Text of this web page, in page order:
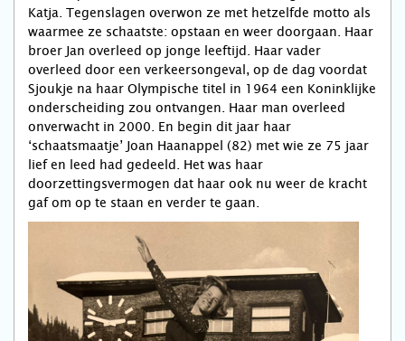
Katja. Tegenslagen overwon ze met hetzelfde motto als
waarmee ze schaatste: opstaan en weer doorgaan. Haar
broer Jan overleed op jonge leeftijd. Haar vader
overleed door een verkeersongeval, op de dag voordat
Sjoukje na haar Olympische titel in 1964 een Koninklijke
onderscheiding zou ontvangen. Haar man overleed
onverwacht in 2000. En begin dit jaar haar
‘schaatsmaatje’ Joan Haanappel (82) met wie ze 75 jaar
lief en leed had gedeeld. Het was haar
doorzettingsvermogen dat haar ook nu weer de kracht
gaf om op te staan en verder te gaan.